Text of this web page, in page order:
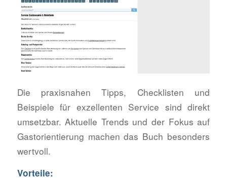
Die praxisnahen Tipps, Checklisten und
Beispiele für exzellenten Service sind direkt
umsetzbar. Aktuelle Trends und der Fokus auf
Gastorientierung machen das Buch besonders
wertvoll.
Vorteile: